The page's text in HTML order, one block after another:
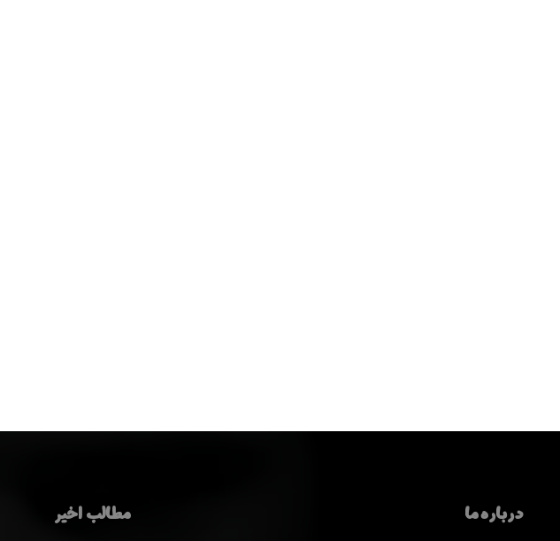
درباره ما مطالب اخیر